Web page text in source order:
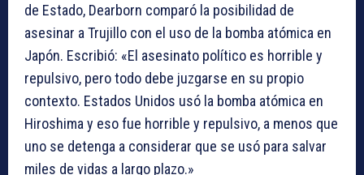
de Estado, Dearborn comparó la posibilidad de
asesinar a Trujillo con el uso de la bomba atómica en
Japón. Escribió: «El asesinato político es horrible y
repulsivo, pero todo debe juzgarse en su propio
contexto. Estados Unidos usó la bomba atómica en
Hiroshima y eso fue horrible y repulsivo, a menos que
uno se detenga a considerar que se usó para salvar
miles de vidas a largo plazo.»